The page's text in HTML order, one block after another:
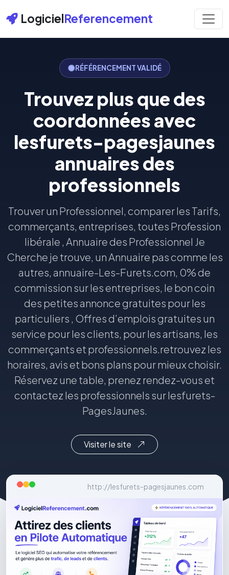
LogicielReferencement
RÉFÉRENCEMENT VALIDÉ
Trouvez plus que des
coordonnées avec
lesfurets-pagesjaunes
annuaires des
professionnels
Trouver un Professionnel, comparer les Tarifs,
commerçants, entreprises, toutes Profession
libérale , Annuaire des Professionnel Je
Cherche je trouve, un Annuaire pas comme les
autres, annuaire-Les-Furets.com, 0% de
commission sur les entreprises, le bon coin
des petites annonce gratuites pour les
particuliers , Offres d’emplois gratuites un
service pour les clients, pour les artisans, les
commerçants et professionnels.retrouvez les
horaires, avis et bons plans pour mieux choisir.
Réservez une table, prenez rendez-vous et
contactez les professionnels sur lesfurets-
PagesJaunes.
Visiter le site
http://lesfurets-pagesjaunes.com